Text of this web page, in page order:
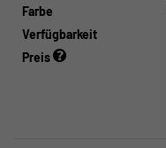
Farbe
Verfügbarkeit
Preis